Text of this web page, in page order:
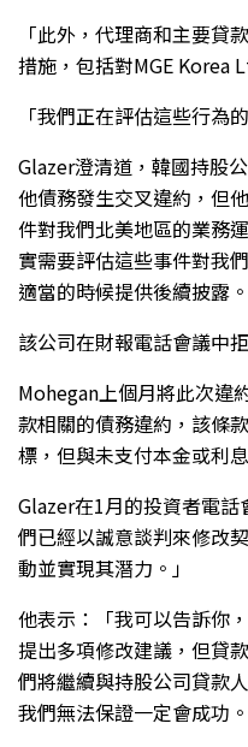
「此外，代理商和主要貸
措施，包括對MGE Korea
「我們正在評估這些行為
Glazer澄清道，韓國持股
他債務發生交叉違約，但
件對我們北美地區的業務
實需要評估這些事件對我
適當的時候提供後續披露。
該公司在財報電話會議中
Mohegan上個月將此次違
款相關的債務違約，該條
標，但與未支付本金或利
Glazer在1月的投資者電
們已經以誠意談判來修改
動並實現其潛力。」
他表示：「我可以告訴你
提出多項修改建議，但貸
們將繼續與持股公司貸款
我們無法保證一定會成功。